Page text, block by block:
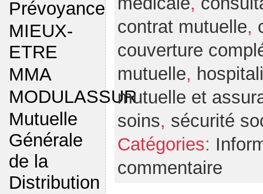
Prévoyance
MIEUX-
ETRE
MMA
MODULASSUR
Mutuelle
Générale
de la
Distribution
contrat mutuelle,
couverture
mutuelle,
mutuelle et
soins, sécurité
Catégories:
commentaire